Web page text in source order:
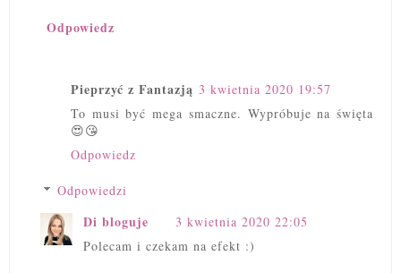
Odpowiedz
Pieprzyć z Fantazją 3 kwietnia 2020 19:57
To musi być mega smaczne. Wypróbuje na święta
😍😘
Odpowiedz
Odpowiedzi
Di bloguje
3 kwietnia 2020 22:05
Polecam i czekam na efekt :)